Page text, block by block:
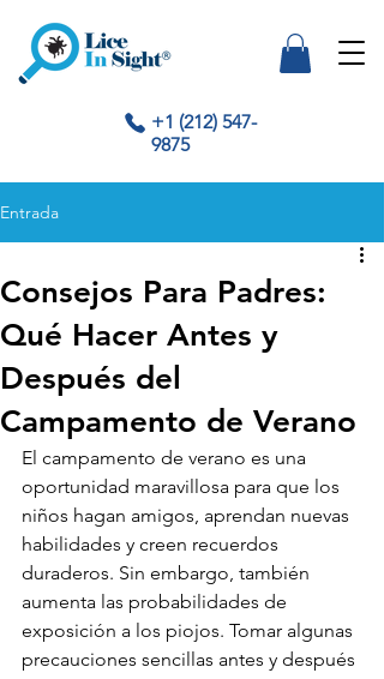
+1 (212) 547-
9875
Entrada
Consejos Para Padres:
Qué Hacer Antes y
Después del
Campamento de Verano
El campamento de verano es una
oportunidad maravillosa para que los
niños hagan amigos, aprendan nuevas
habilidades y creen recuerdos
duraderos. Sin embargo, también
aumenta las probabilidades de
exposición a los piojos. Tomar algunas
precauciones sencillas antes y después